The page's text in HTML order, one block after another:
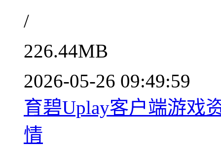
/
226.44MB
2026-05-26 09:49:59
育碧Uplay客户端游戏
情